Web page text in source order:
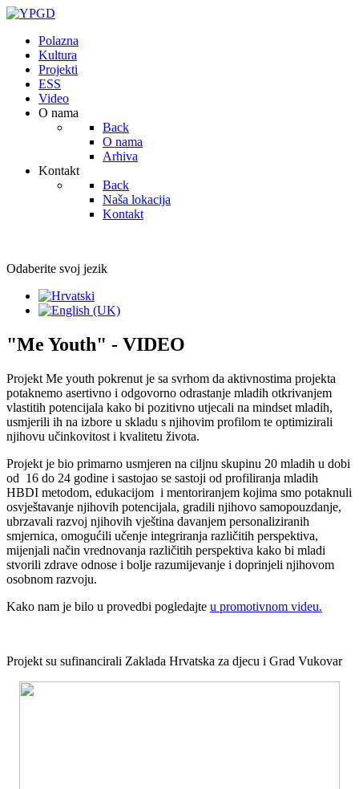
Polazna
Kultura
Projekti
ESS
Video
O nama
Back
O nama
Arhiva
Kontakt
Back
Naša lokacija
Kontakt
Odaberite svoj jezik
"Me Youth" - VIDEO
Projekt Me youth pokrenut je sa svrhom da aktivnostima projekta
potaknemo asertivno i odgovorno odrastanje mladih otkrivanjem
vlastitih potencijala kako bi pozitivno utjecali na mindset mladih,
usmjerili ih na izbore u skladu s njihovim profilom te optimizirali
njihovu učinkovitost i kvalitetu života.
Projekt je bio primarno usmjeren na ciljnu skupinu 20 mladih u dobi
od 16 do 24 godine i sastojao se sastoji od profiliranja mladih
HBDI metodom, edukacijom i mentoriranjem kojima smo potaknuli
osvještavanje njihovih potencijala, gradili njihovo samopouzdanje,
ubrzavali razvoj njihovih vještina davanjem personaliziranih
smjernica, omogućili učenje integriranja različitih perspektiva,
mijenjali način vrednovanja različitih perspektiva kako bi mladi
stvorili zdrave odnose i bolje razumijevanje i doprinjeli njihovom
osobnom razvoju.
Kako nam je bilo u provedbi pogledajte u promotivnom videu.
Projekt su sufinancirali Zaklada Hrvatska za djecu i Grad Vukovar